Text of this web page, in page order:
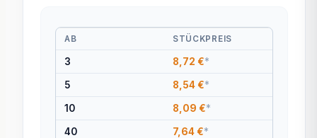
AB STÜCKPREIS
3 8,72 €*
5 8,54 €*
10 8,09 €*
40 7,64 €*